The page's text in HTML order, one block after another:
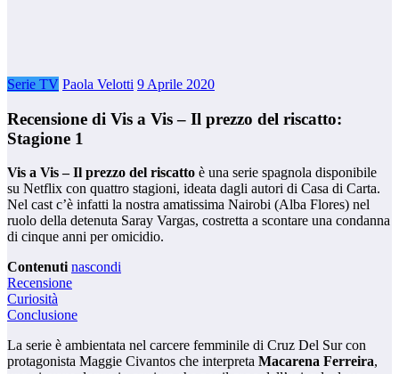
Serie TV Paola Velotti 9 Aprile 2020
Recensione di Vis a Vis – Il prezzo del riscatto:
Stagione 1
Vis a Vis – Il prezzo del riscatto è una serie spagnola disponibile
su Netflix con quattro stagioni, ideata dagli autori di Casa di Carta.
Nel cast c’è infatti la nostra amatissima Nairobi (Alba Flores) nel
ruolo della detenuta Saray Vargas, costretta a scontare una condanna
di cinque anni per omicidio.
Contenuti nascondi
Recensione
Curiosità
Conclusione
La serie è ambientata nel carcere femminile di Cruz Del Sur con
protagonista Maggie Civantos che interpreta Macarena Ferreira,